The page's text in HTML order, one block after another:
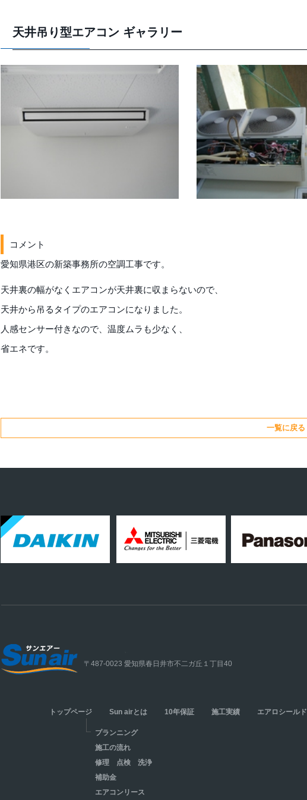
天井吊り型エアコン ギャラリー
コメント
愛知県港区の新築事務所の空調工事です。
天井裏の幅がなくエアコンが天井裏に収まらないので、
天井から吊るタイプのエアコンになりました。
人感センサー付きなので、温度ムラも少なく、
省エネです。
一覧に戻る
トップページ Sun airとは
プランニング
施工の流れ
修理 点検 洗浄
補助金
エアコンリース
10年保証 施工実績 エアロシールド
〒487-0023 愛知県春日井市不二ガ丘１丁目40